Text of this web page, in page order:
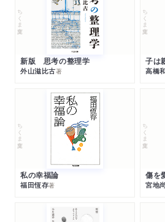
ちくま文庫
新版 思考の整理学
外山滋比古著
ちくま文庫
高橋
ちくま文庫
私の幸福論
福田恆存著
ちくま文庫
傷を
宮地